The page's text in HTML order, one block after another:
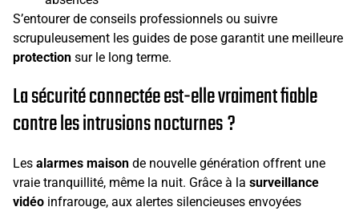
S’entourer de conseils professionnels ou suivre
scrupuleusement les guides de pose garantit une meilleure
protection sur le long terme.
La sécurité connectée est-elle vraiment fiable
contre les intrusions nocturnes ?
Les alarmes maison de nouvelle génération offrent une
vraie tranquillité, même la nuit. Grâce à la surveillance
vidéo infrarouge, aux alertes silencieuses envoyées